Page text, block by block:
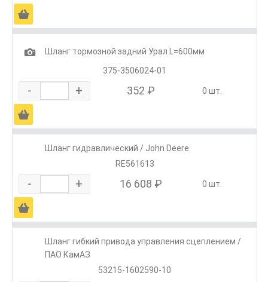
Ä
1
Шланг тормозной задний Урал L=600мм
375-3506024-01
- + 352 ₽ 0 шт.
Ä
Шланг гидравлический / John Deere
RE561613
- + 16 608 ₽ 0 шт.
Ä
Шланг гибкий привода управления сцеплением /
ПАО КамАЗ
53215-1602590-10